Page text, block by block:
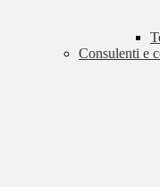
Consulenti e